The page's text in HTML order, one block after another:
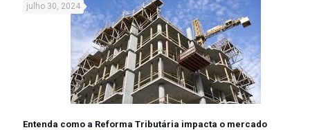
julho 30, 2024
Entenda como a Reforma Tributária impacta o mercado